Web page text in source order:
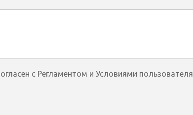
с Регламентом и Условиями пользователя